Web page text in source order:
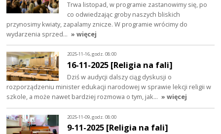
Trwa listopad, w programie zastanowimy się, po
co odwiedzając groby naszych bliskich
przynosimy kwiaty, zapalamy znicze. W programie wrócimy do
wydarzenia sprzed… » więcej
2025-11-16, godz. 08:00
16-11-2025 [Religia na fali]
Dziś w audycji dalszy ciąg dyskusji o
rozporządzeniu minister edukacji narodowej w sprawie lekcji religii w
szkole, a może nawet bardziej rozmowa o tym, jak… » więcej
2025-11-09, godz. 08:00
9-11-2025 [Religia na fali]